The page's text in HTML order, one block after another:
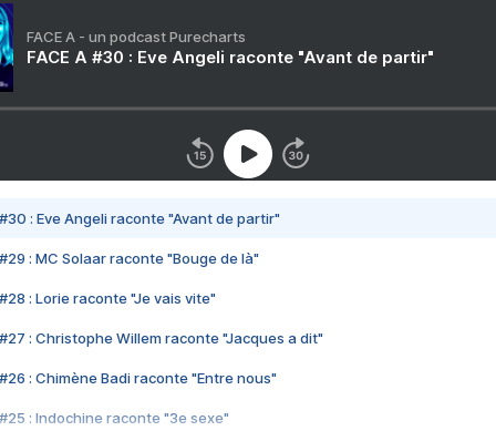
FACE A - un podcast Purecharts
FACE A #30 : Eve Angeli raconte "Avant de partir"
#30 : Eve Angeli raconte "Avant de partir"
#29 : MC Solaar raconte "Bouge de là"
#28 : Lorie raconte "Je vais vite"
#27 : Christophe Willem raconte "Jacques a dit"
#26 : Chimène Badi raconte "Entre nous"
#25 : Indochine raconte "3e sexe"